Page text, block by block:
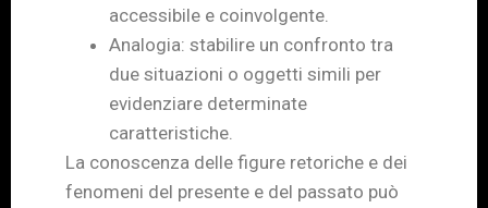
accessibile e coinvolgente.
Analogia: stabilire un confronto tra
due situazioni o oggetti simili per
evidenziare determinate
caratteristiche.
La conoscenza delle figure retoriche e dei
fenomeni del presente e del passato può